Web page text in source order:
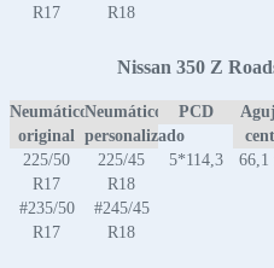
R17
R18
Nissan 350 Z
Neumático
original
Neumático
personalizado
PCD
225/50
R17
#235/50
R17
225/45
R18
#245/45
R18
5*114,3 66,1